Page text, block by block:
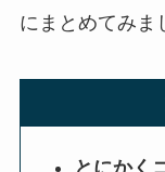
にまとめてみま